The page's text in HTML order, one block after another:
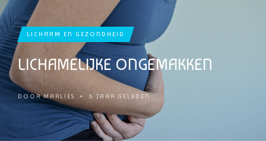
LICHAAM EN GEZONDHEID
LICHAMELIJKE ONGEMAKKEN
DOORMARLIES • 6 JAAR GELEDEN